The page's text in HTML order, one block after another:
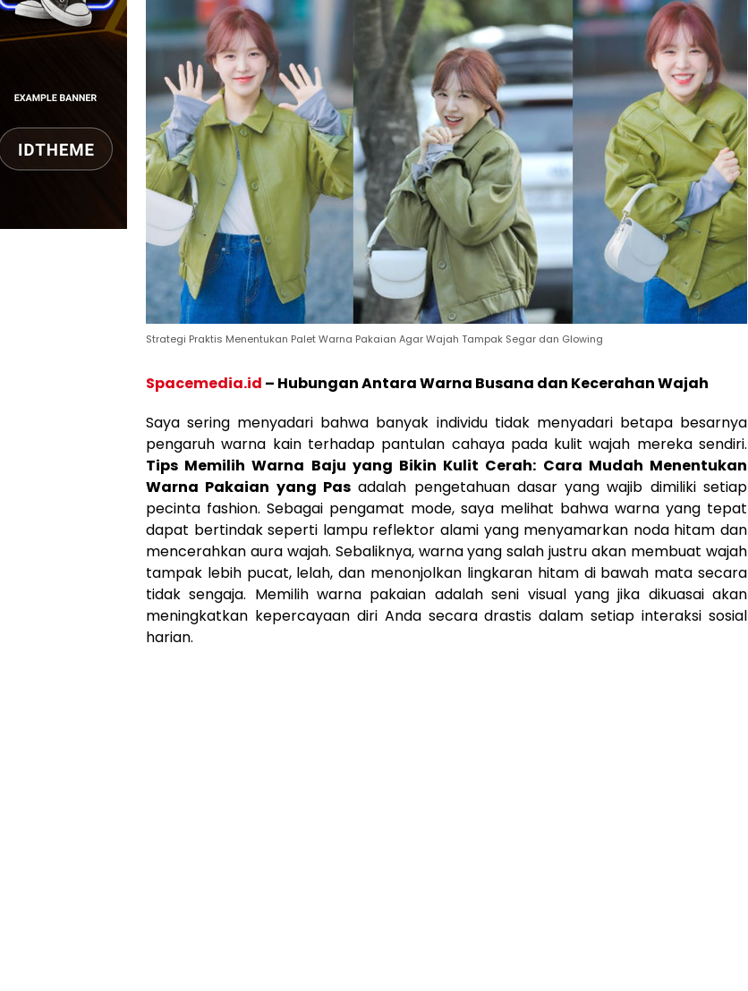
Strategi Praktis Menentukan Palet Warna Pakaian Agar Wajah Tampak Segar dan Glowing
Spacemedia.id – Hubungan Antara Warna Busana dan Kecerahan Wajah
Saya sering menyadari bahwa banyak individu tidak menyadari betapa besarnya
pengaruh warna kain terhadap pantulan cahaya pada kulit wajah mereka sendiri.
Tips Memilih Warna Baju yang Bikin Kulit Cerah: Cara Mudah Menentukan
Warna Pakaian yang Pasadalah pengetahuan dasar yang wajib dimiliki setiap
pecinta fashion. Sebagai pengamat mode, saya melihat bahwa warna yang tepat
dapat bertindak seperti lampu reflektor alami yang menyamarkan noda hitam dan
mencerahkan aura wajah. Sebaliknya, warna yang salah justru akan membuat wajah
tampak lebih pucat, lelah, dan menonjolkan lingkaran hitam di bawah mata secara
tidak sengaja. Memilih warna pakaian adalah seni visual yang jika dikuasai akan
meningkatkan kepercayaan diri Anda secara drastis dalam setiap interaksi sosial
harian.